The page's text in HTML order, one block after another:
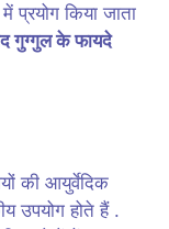
प्रयोग किया जाता
गुग्गुल के फायदे
की आयुर्वेदिक
उपयोग होते हैं .